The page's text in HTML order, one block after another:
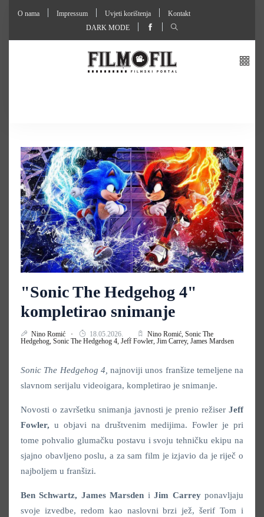
O nama Impressum Uvjeti korištenja
Kontakt
DARK MODE
"Sonic The Hedgehog 4"
kompletirao snimanje
Nino Romić 18.05.2026. Nino Romić, Sonic The
Hedgehog, Sonic The Hedgehog 4, Jeff Fowler, Jim Carrey, James Mardsen
Sonic The Hedgehog 4, najnoviji unos franšize temeljene na
slavnom serijalu videoigara, kompletirao je snimanje.
Novosti o završetku snimanja javnosti je prenio režiser Jeff
Fowler, u objavi na društvenim medijima. Fowler je pri
tome pohvalio glumačku postavu i svoju tehničku ekipu na
sjajno obavljeno poslu, a za sam film je izjavio da je riječ o
najboljem u franšizi.
Ben Schwartz, James Marsden iJim Carreyponavljaju
svoje izvedbe, redom kao naslovni brzi jež, šerif Tom i